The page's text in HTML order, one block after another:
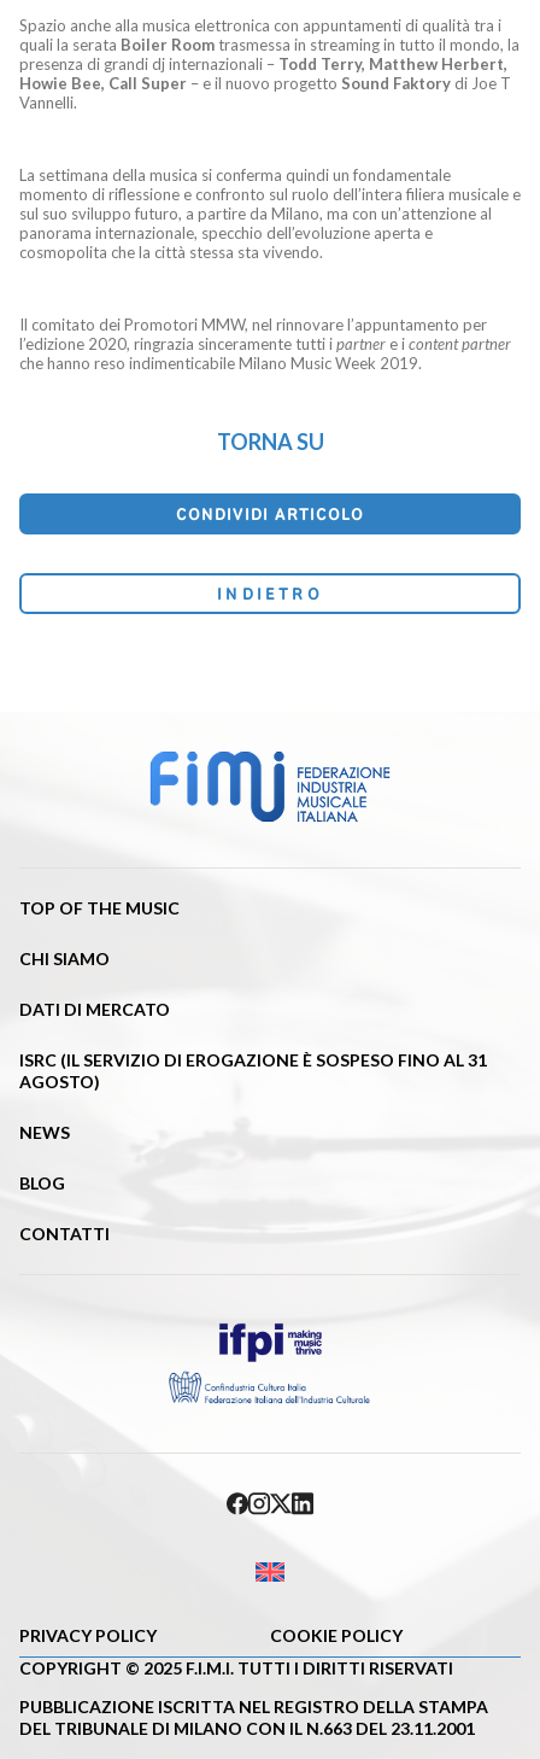
Spazio anche alla musica elettronica con appuntamenti di qualità tra i
quali la serata Boiler Roomtrasmessa in streaming in tutto il mondo, la
presenza di grandi dj internazionali – Todd Terry, Matthew Herbert,
Howie Bee, Call Super – e il nuovo progetto Sound Faktory di Joe T
Vannelli.
La settimana della musica si conferma quindi un fondamentale
momento di riflessione e confronto sul ruolo dell’intera filiera musicale e
sul suo sviluppo futuro, a partire da Milano, ma con un’attenzione al
panorama internazionale, specchio dell’evoluzione aperta e
cosmopolita che la città stessa sta vivendo.
Il comitato dei Promotori MMW, nel rinnovare l’appuntamento per
l’edizione 2020, ringrazia sinceramente tutti ipartner e icontent partner
che hanno reso indimenticabile Milano Music Week 2019.
TORNA SU
CONDIVIDI ARTICOLO
INDIETRO
TOP OF THE MUSIC
CHI SIAMO
DATI DI MERCATO
ISRC (IL SERVIZIO DI EROGAZIONE È SOSPESO FINO AL 31
AGOSTO)
NEWS
BLOG
CONTATTI
PRIVACY POLICY
COOKIE POLICY
COPYRIGHT © 2025 F.I.M.I. TUTTI I DIRITTI RISERVATI
PUBBLICAZIONE ISCRITTA NEL REGISTRO DELLA STAMPA
DEL TRIBUNALE DI MILANO CON IL N.663 DEL 23.11.2001